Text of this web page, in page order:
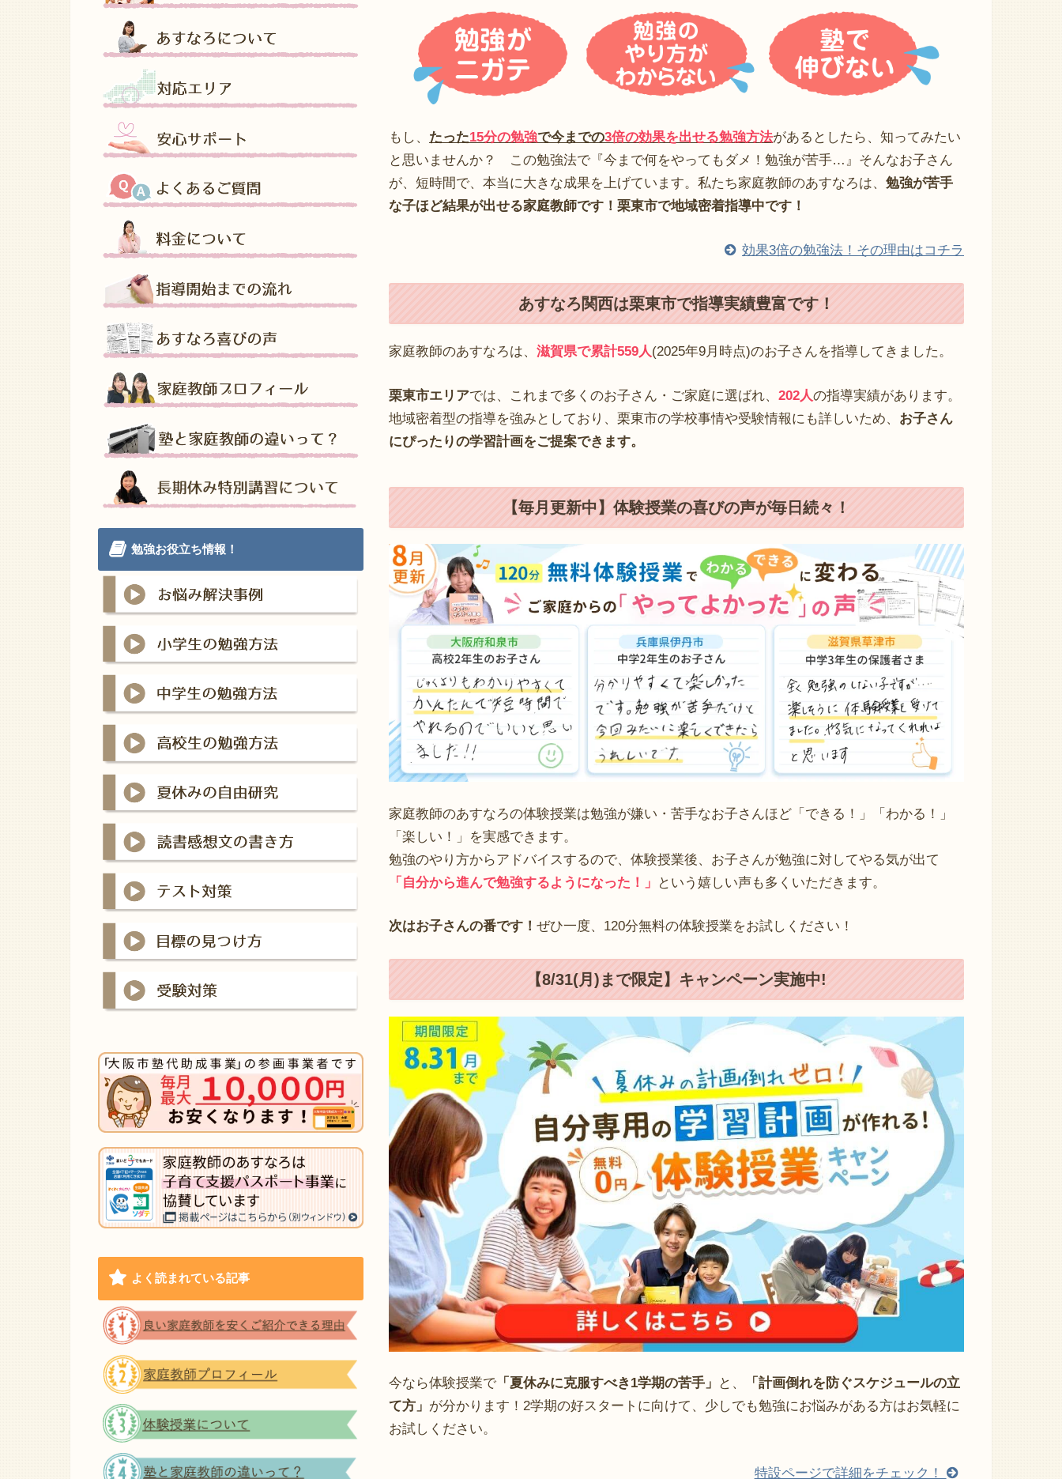
もし、 たった15分の勉強で今までの3倍の効果を出せる勉強方法があるとしたら、知ってみたい
と思いませんか？ この勉強法で『今まで何をやってもダメ！勉強が苦手…』そんなお子さん
が、短時間で、本当に大きな成果を上げています。私たち家庭教師のあすなろは、 勉強が苦手
な子ほど結果が出せる家庭教師です！栗東市で地域密着指導中です！
効果3倍の勉強法！その理由はコチラ
あすなろ関西は栗東市で指導実績豊富です！
家庭教師のあすなろは、 滋賀県で累計559人(2025年9月時点)のお子さんを指導してきました。
栗東市エリアでは、これまで多くのお子さん・ご家庭に選ばれ、 202人の指導実績があります。
地域密着型の指導を強みとしており、栗東市の学校事情や受験情報にも詳しいため、 お子さん
にぴったりの学習計画をご提案できます。
【毎月更新中】体験授業の喜びの声が毎日続々！
家庭教師のあすなろの体験授業は勉強が嫌い・苦手なお子さんほど「できる！」「わかる！」
「楽しい！」を実感できます。
勉強のやり方からアドバイスするので、体験授業後、お子さんが勉強に対してやる気が出て
「自分から進んで勉強するようになった！」
という嬉しい声も多くいただきます。
次はお子さんの番です！ ぜひ一度、120分無料の体験授業をお試しください！
【8/31(月)まで限定】キャンペーン実施中!
今なら体験授業で 「夏休みに克服すべき1学期の苦手」 と、
「計画倒れを防ぐスケジュールの立
て方」 が分かります！2学期の好スタートに向けて、少しでも勉強にお悩みがある方はお気軽に
お試しください。
特設ページで詳細をチェック！
勉強お役立ち情報！
よく読まれている記事